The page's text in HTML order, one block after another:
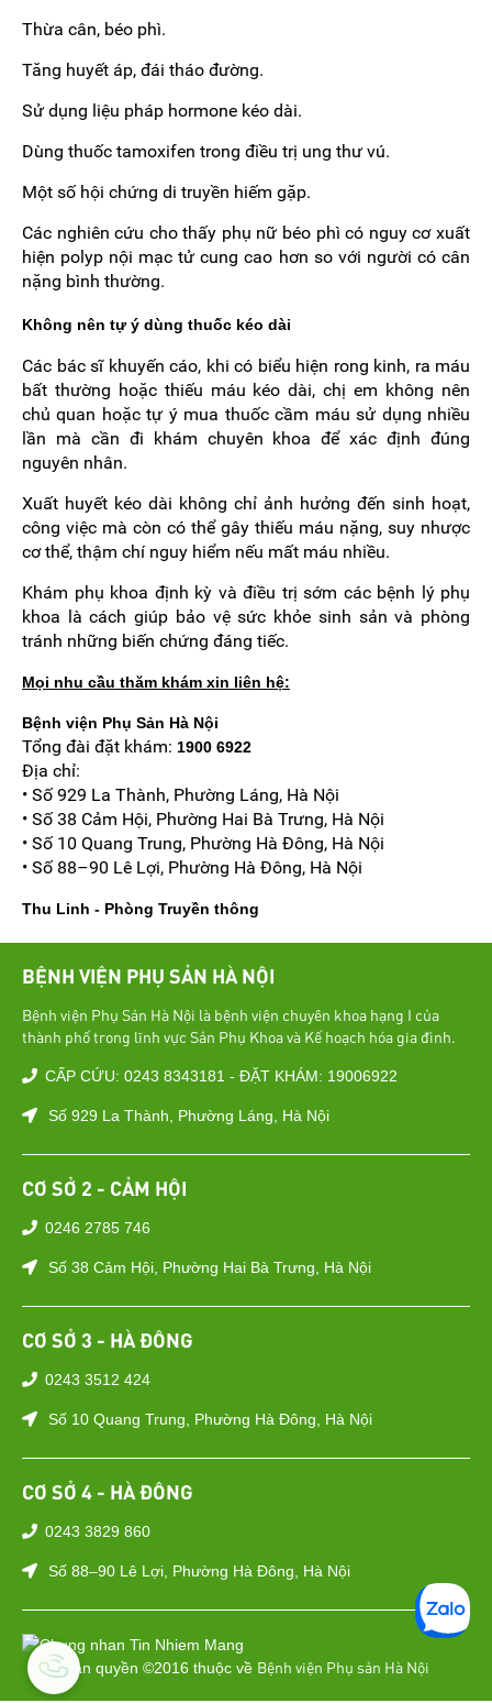
Thừa cân, béo phì.
Tăng huyết áp, đái tháo đường.
Sử dụng liệu pháp hormone kéo dài.
Dùng thuốc tamoxifen trong điều trị ung thư vú.
Một số hội chứng di truyền hiếm gặp.
Các nghiên cứu cho thấy phụ nữ béo phì có nguy cơ xuất
hiện polyp nội mạc tử cung cao hơn so với người có cân
nặng bình thường.
Không nên tự ý dùng thuốc kéo dài
Các bác sĩ khuyến cáo, khi có biểu hiện rong kinh, ra máu
bất thường hoặc thiếu máu kéo dài, chị em không nên
chủ quan hoặc tự ý mua thuốc cầm máu sử dụng nhiều
lần mà cần đi khám chuyên khoa để xác định đúng
nguyên nhân.
Xuất huyết kéo dài không chỉ ảnh hưởng đến sinh hoạt,
công việc mà còn có thể gây thiếu máu nặng, suy nhược
cơ thể, thậm chí nguy hiểm nếu mất máu nhiều.
Khám phụ khoa định kỳ và điều trị sớm các bệnh lý phụ
khoa là cách giúp bảo vệ sức khỏe sinh sản và phòng
tránh những biến chứng đáng tiếc.
Mọi nhu cầu thăm khám xin liên hệ:
Bệnh viện Phụ Sản Hà Nội
Tổng đài đặt khám: 1900 6922
Địa chỉ:
• Số 929 La Thành, Phường Láng, Hà Nội
• Số 38 Cảm Hội, Phường Hai Bà Trưng, Hà Nội
• Số 10 Quang Trung, Phường Hà Đông, Hà Nội
• Số 88–90 Lê Lợi, Phường Hà Đông, Hà Nội
Thu Linh - Phòng Truyền thông
BỆNH VIỆN PHỤ SẢN HÀ NỘI
Bệnh viện Phụ Sản Hà Nội là bệnh viện chuyên khoa hạng I của
thành phố trong lĩnh vực Sản Phụ Khoa và Kế hoạch hóa gia đình.
CẤP CỨU: 0243 8343181 - ĐẶT KHÁM: 19006922
Số 929 La Thành, Phường Láng, Hà Nội
CƠ SỞ 2 - CẢM HỘI
0246 2785 746
Số 38 Cảm Hội, Phường Hai Bà Trưng, Hà Nội
CƠ SỞ 3 - HÀ ĐÔNG
0243 3512 424
Số 10 Quang Trung, Phường Hà Đông, Hà Nội
CƠ SỞ 4 - HÀ ĐÔNG
0243 3829 860
Số 88–90 Lê Lợi, Phường Hà Đông, Hà Nội
Bản quyền ©2016 thuộc về Bệnh viện Phụ sản Hà Nội